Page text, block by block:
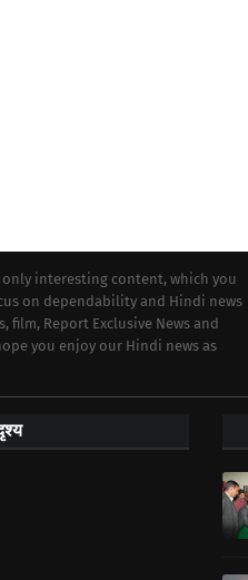
only interesting content, which you
on dependability and Hindi news
film, Report Exclusive News and
you enjoy our Hindi news as